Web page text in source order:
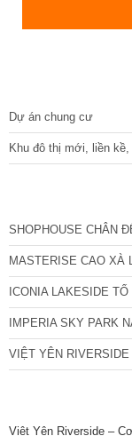
Dự án chung cư
Khu đô thị mới, liền
SHOPHOUSE CHÂN
MASTERISE CAO XÀ
ICONIA LAKESIDE
IMPERIA SKY PARK
VIỆT YÊN
Việt Yên Riverside –